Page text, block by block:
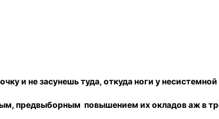
и не засунешь туда, откуда ноги у
предвыборным повышением их окладов аж в